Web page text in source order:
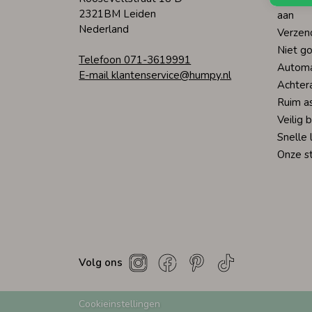
2321BM Leiden
Nederland
Telefoon 071-3619991
E-mail klantenservice@humpy.nl
aan
Niet
Ruim
Veilig
Snelle
Onze
Volg ons
Cookieinstellingen